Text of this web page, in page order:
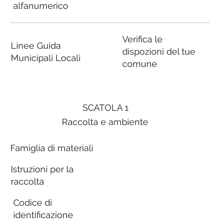
SCATOLA 1
Raccolta e ambiente
Famiglia di materiali
Istruzioni per la
raccolta
Codice di
identificazione
alfanumerico
Linee Guida
Municipali Locali
Verifica le
dispozioni del tue
comune